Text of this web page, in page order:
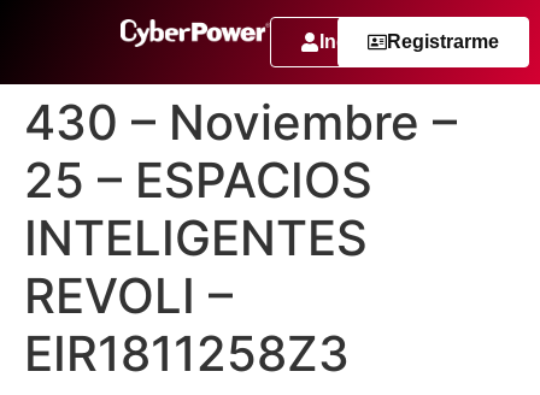
IngresarRegistrarme
430 – Noviembre –
25 – ESPACIOS
INTELIGENTES
REVOLI –
EIR1811258Z3